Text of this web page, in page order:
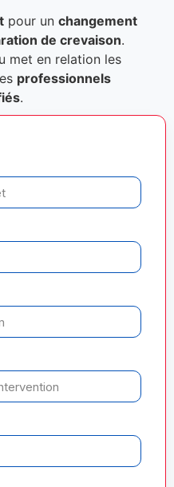
pour unchangement
de crevaison.
met en relation les
professionnels
.